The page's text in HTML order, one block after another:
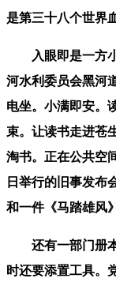
是第三十八个世界
入眼即是一方小
河水利委员会黑河
电坐。小满即安。
束。让读书走进苍
淘书。正在公共空
日举行的旧事发布
和一件《马踏雄风
还有一部门册本
时还要添置工具。